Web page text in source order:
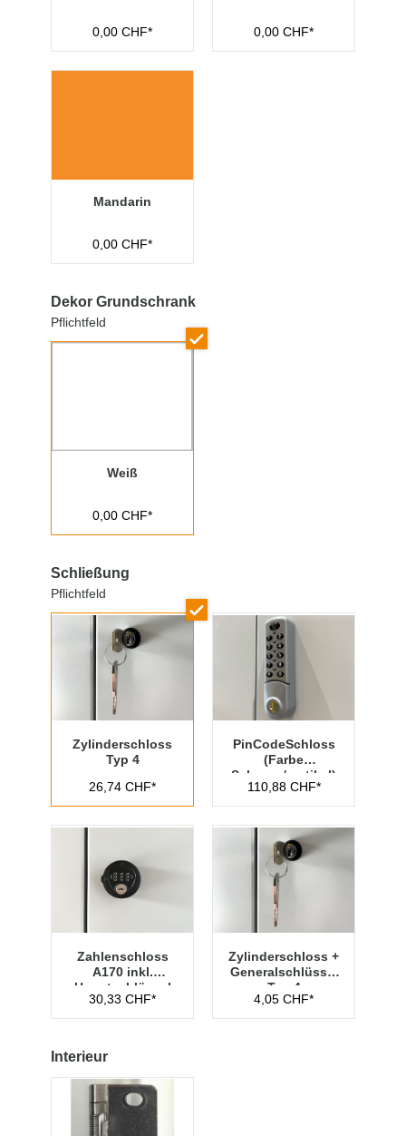
0,00 CHF* 0,00 CHF*
Mandarin
0,00 CHF*
Dekor Grundschrank
Pflichtfeld
Weiß
0,00 CHF*
Schließung
Pflichtfeld
Zylinderschloss
Typ 4
26,74 CHF*
PinCodeSchloss
(Farbe
Schwarz/vertikal)
Outdoor inkl.
Hauptschlüssel
110,88 CHF*
Zahlenschloss
A170 inkl.
Hauptschlüssel
Typ 1
30,33 CHF*
Zylinderschloss +
Generalschlüssel
Typ 4
4,05 CHF*
Interieur